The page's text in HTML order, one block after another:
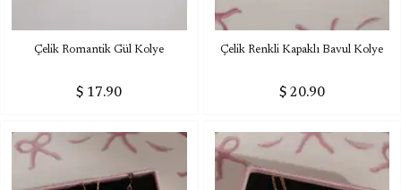
Çelik Romantik Gül Kolye
$ 17.90
Çelik Renkli Kapaklı Bavul Kolye
$ 20.90